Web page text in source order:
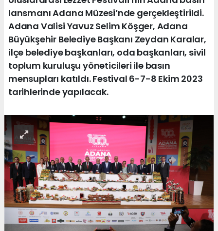
lansmanı Adana Müzesi’nde gerçekleştirildi.
Adana Valisi Yavuz Selim Köşger, Adana
Büyükşehir Belediye Başkanı Zeydan Karalar,
ilçe belediye başkanları, oda başkanları, sivil
toplum kuruluşu yöneticileri ile basın
mensupları katıldı. Festival 6-7-8 Ekim 2023
tarihlerinde yapılacak.